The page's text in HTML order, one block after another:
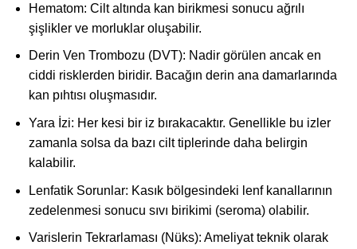
Hematom: Cilt altında kan birikmesi sonucu ağrılı
şişlikler ve morluklar oluşabilir.
Derin Ven Trombozu (DVT): Nadir görülen ancak en
ciddi risklerden biridir. Bacağın derin ana damarlarında
kan pıhtısı oluşmasıdır.
Yara İzi: Her kesi bir iz bırakacaktır. Genellikle bu izler
zamanla solsa da bazı cilt tiplerinde daha belirgin
kalabilir.
Lenfatik Sorunlar: Kasık bölgesindeki lenf kanallarının
zedelenmesi sonucu sıvı birikimi (seroma) olabilir.
Varislerin Tekrarlaması (Nüks): Ameliyat teknik olarak